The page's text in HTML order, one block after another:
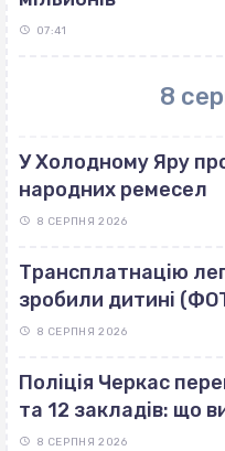
07:41
8
У Холодному Яру
народних ремесел
8 СЕРПНЯ 2026
Трансплатнацію
зробили дитині
8 СЕРПНЯ 2026
Поліція Черкас
та 12 закладів: що
8 СЕРПНЯ 2026